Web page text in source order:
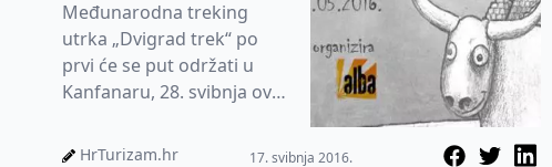
Međunarodna treking
utrka „Dvigrad trek“ po
prvi će se put održati u
Kanfanaru, 28. svibnja ove
Sportsko rekreativni klub
HrTurizam.hr 17. svibnja 2016.